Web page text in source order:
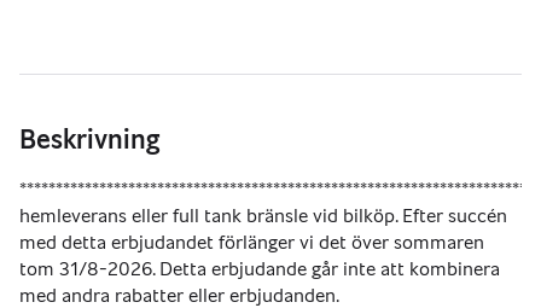
Beskrivning
hemleverans eller full tank bränsle vid bilköp. Efter succén
med detta erbjudandet förlänger vi det över sommaren
tom 31/8-2026. Detta erbjudande går inte att kombinera
med andra rabatter eller erbjudanden.